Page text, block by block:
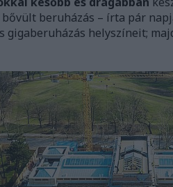
beruházás – írta pár
gigaberuházás helyszíneit;